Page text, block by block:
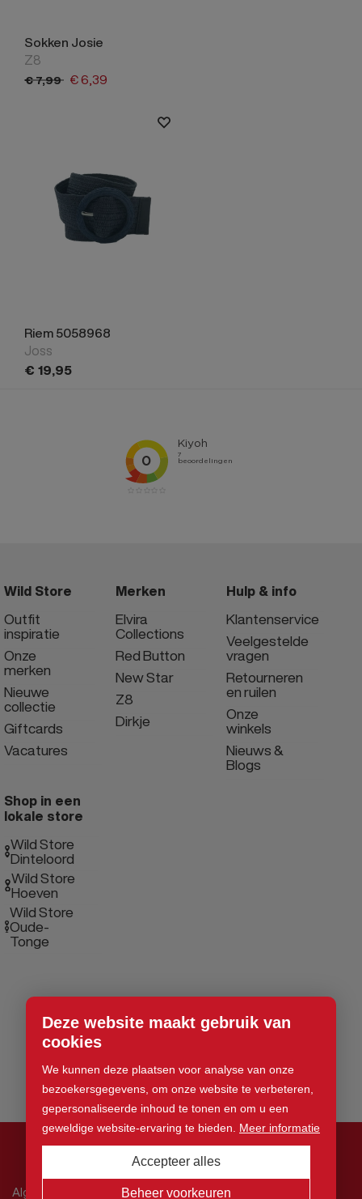
Deze website maakt gebruik van
cookies
We kunnen deze plaatsen voor analyse van onze
bezoekersgegevens, om onze website te verbeteren,
gepersonaliseerde inhoud te tonen en om u een
geweldige website-ervaring te bieden. Meer informatie
Beheer voorkeuren
Accepteer alles
Sokken Josie
Z8
€7,99 €6,39
Riem 5058968
Joss
€ 19,95
Wild Store
Outfit
inspiratie
Onze
merken
Nieuwe
collectie
Giftcards
Vacatures
Merken
Elvira
Collections
Red Button
New Star
Z8
Dirkje
Hulp & info
Klantenservice
Veelgestelde
vragen
Retourneren
en ruilen
Onze
winkels
Nieuws &
Blogs
Shop in een
lokale store
Wild Store
Dinteloord
Wild Store
Hoeven
Wild Store
Oude-
Tonge
© 2026 Wild Store. Alle rechten voorbehouden
Algemene voorwaarden